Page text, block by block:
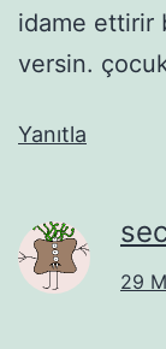
idame ettirir
versin.
Yanıtla
29